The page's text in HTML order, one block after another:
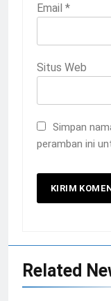
Email *
Situs Web
Simpan
peramban ini
Related